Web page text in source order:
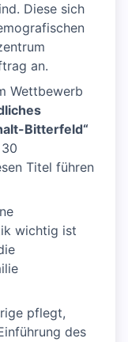
Diese sich
an.
Wettbewerb
Bitterfeld“
Titel führen
wichtig ist
pflegt,
des